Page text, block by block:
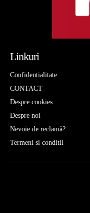
Linkuri
Confidentialitate
CONTACT
Despre cookies
Despre noi
Nevoie de reclamă?
Termeni si conditii